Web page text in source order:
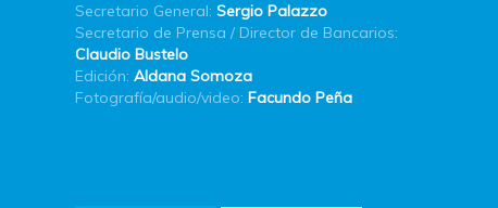
Secretario General: Sergio Palazzo
Secretario de Prensa / Director de Bancarios:
Claudio Bustelo
Edición: Aldana Somoza
Fotografía/audio/video: Facundo Peña